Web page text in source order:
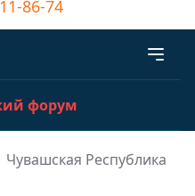
86-74
форум
Чувашская Республика